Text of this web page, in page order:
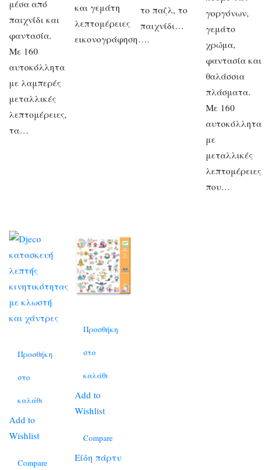
μέσα από
παιχνίδι και
φαντασία.
Με 160
αυτοκόλλητα
με λαμπερές
μεταλλικές
λεπτομέρειες,
τα…
και γεμάτη
λεπτομέρειες
εικονογράφηση….
το παζλ, το
παιχνίδι…
γοργόνων,
γεμάτο
χρώμα,
φαντασία και
θαλάσσια
πλάσματα.
Με 160
αυτοκόλλητα
με
μεταλλικές
λεπτομέρειες
που…
Προσθήκη
στο
καλάθι
Add to
Wishlist
Compare
Προσθήκη
στο
καλάθι
Add to
Wishlist
Compare
Είδη πάρτυ